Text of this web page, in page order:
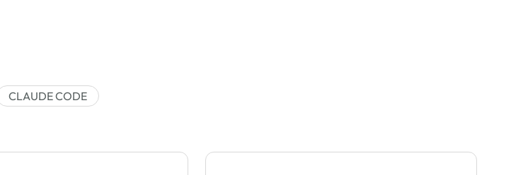
CLAUDE CODE